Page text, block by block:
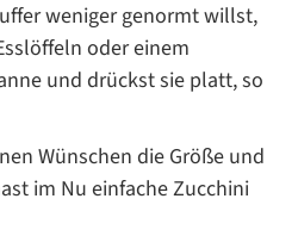
weniger genormt willst,
oder einem
und drückst sie platt, so
Wünschen die Größe und
im Nu einfache Zucchini